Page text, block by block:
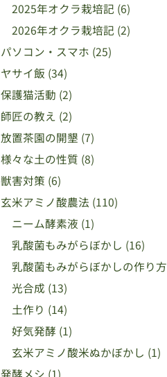
2025年オクラ栽培記 (6)
2026年オクラ栽培記 (2)
パソコン・スマホ (25)
ヤサイ飯 (34)
保護猫活動 (2)
師匠の教え (2)
放置茶園の開墾 (7)
様々な土の性質 (8)
獣害対策 (6)
玄米アミノ酸農法 (110)
ニーム酵素液 (1)
乳酸菌もみがらぼかし (16)
乳酸菌もみがらぼかしの作り方
光合成 (13)
土作り (14)
好気発酵 (1)
玄米アミノ酸米ぬかぼかし (1)